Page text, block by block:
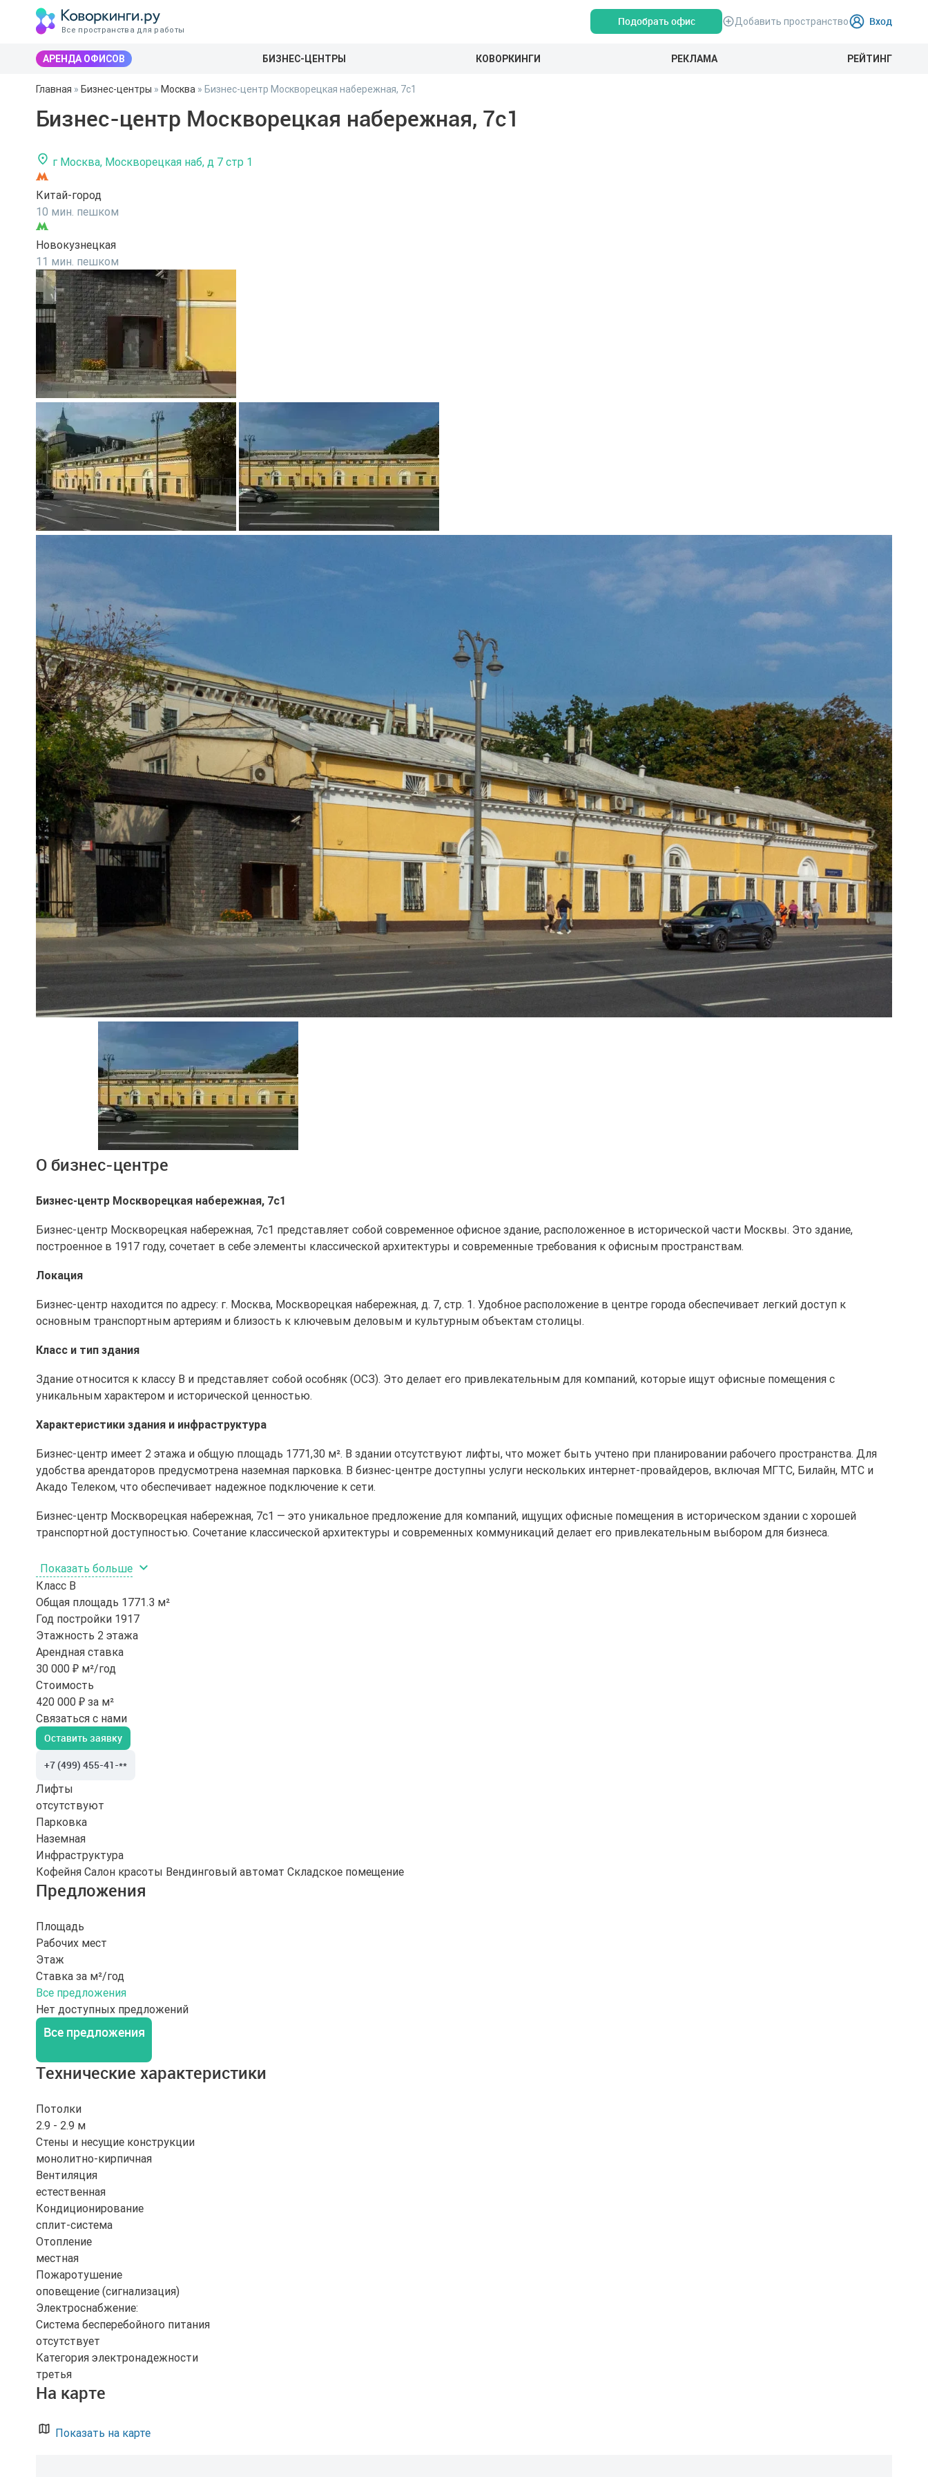
Все пространства для работы
Подобрать офис Добавить пространство Вход
АРЕНДА ОФИСОВ БИЗНЕС-ЦЕНТРЫ КОВОРКИНГИ РЕКЛАМА РЕЙТИНГ
Главная » Бизнес-центры » Москва » Бизнес-центр Москворецкая набережная, 7с1
Бизнес-центр Москворецкая набережная, 7с1
г Москва, Москворецкая наб, д 7 стр 1
Китай-город
10 мин. пешком
Новокузнецкая
11 мин. пешком
О бизнес-центре
Бизнес-центр Москворецкая набережная, 7с1
Бизнес-центр Москворецкая набережная, 7с1 представляет собой современное офисное здание, расположенное в исторической части Москвы. Это здание,
построенное в 1917 году, сочетает в себе элементы классической архитектуры и современные требования к офисным пространствам.
Локация
Бизнес-центр находится по адресу: г. Москва, Москворецкая набережная, д. 7, стр. 1. Удобное расположение в центре города обеспечивает легкий доступ к
основным транспортным артериям и близость к ключевым деловым и культурным объектам столицы.
Класс и тип здания
Здание относится к классу B и представляет собой особняк (ОСЗ). Это делает его привлекательным для компаний, которые ищут офисные помещения с
уникальным характером и исторической ценностью.
Характеристики здания и инфраструктура
Бизнес-центр имеет 2 этажа и общую площадь 1771,30 м². В здании отсутствуют лифты, что может быть учтено при планировании рабочего пространства. Для
удобства арендаторов предусмотрена наземная парковка. В бизнес-центре доступны услуги нескольких интернет-провайдеров, включая МГТС, Билайн, МТС и
Акадо Телеком, что обеспечивает надежное подключение к сети.
Бизнес-центр Москворецкая набережная, 7с1 — это уникальное предложение для компаний, ищущих офисные помещения в историческом здании с хорошей
транспортной доступностью. Сочетание классической архитектуры и современных коммуникаций делает его привлекательным выбором для бизнеса.
Показать больше
Класс B
Общая площадь 1771.3 м²
Год постройки 1917
Этажность 2 этажа
Арендная ставка
30 000 ₽ м²/год
Стоимость
420 000 ₽ за м²
Связаться с нами
Оставить заявку
+7 (499) 455-41-**
Лифты
отсутствуют
Парковка
Наземная
Инфраструктура
Кофейня Салон красоты Вендинговый автомат Складское помещение
Предложения
Площадь
Рабочих мест
Этаж
Ставка за м²/год
Все предложения
Нет доступных предложений
Все предложения
Технические характеристики
Потолки
2.9 - 2.9 м
Стены и несущие конструкции
монолитно-кирпичная
Вентиляция
естественная
Кондиционирование
сплит-система
Отопление
местная
Пожаротушение
оповещение (сигнализация)
Электроснабжение:
Система бесперебойного питания
отсутствует
Категория электронадежности
третья
На карте
Показать на карте